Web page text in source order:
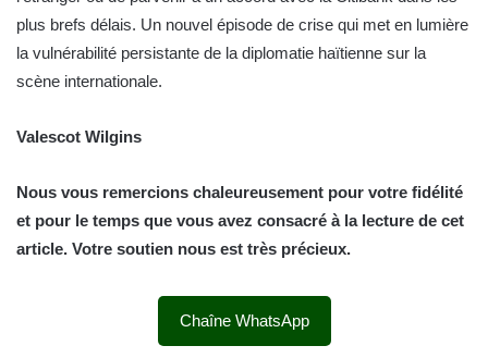
plus brefs délais. Un nouvel épisode de crise qui met en lumière
la vulnérabilité persistante de la diplomatie haïtienne sur la
scène internationale.
Valescot Wilgins
Nous vous remercions chaleureusement pour votre fidélité
et pour le temps que vous avez consacré à la lecture de cet
article. Votre soutien nous est très précieux.
Chaîne WhatsApp